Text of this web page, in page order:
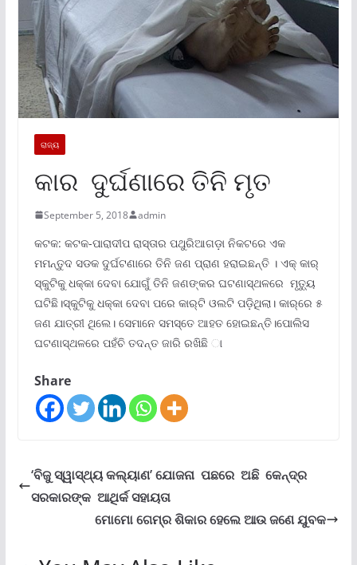
ରାଜ୍ୟ
କାର ଦୁର୍ଘଣାରେ ତିନି ମୃତ
September 5, 2018 admin
କଟକ: କଟକ-ପାରାଦୀପ ରାସ୍ତାର ପଥୁରିଆଗଡ଼ା ନିକଟରେ ଏକ
ମମନ୍ତୁଦ ସଡକ ଦୁର୍ଘଟଣାରେ ତିନି ଜଣ ପ୍ରାଣ ହରାଇଛନ୍ତି । ଏକ୍ କାର୍
ସ୍କୁଟିକୁ ଧକ୍କା ଦେବା ଯୋଗୁଁ ତିନି ଜଣଙ୍କର ଘଟଣାସ୍ଥଳରେ ମୃତ୍ୟୁ
ଘଟିଛି।ସ୍କୁଟିକୁ ଧକ୍କା ଦେବା ପରେ କାର୍‌ଟି ଓଲଟି ପଡ଼ିଥିଲା। କାର୍‌ରେ ୫
ଜଣ ଯାତ୍ରୀ ଥିଲେ। ସେମାନେ ସମସ୍ତେ ଆହତ ହୋଇଛନ୍ତି।ପୋଲିସ
ଘଟଣାସ୍ଥଳରେ ପହଁଚି ତଦନ୍ତ ଜାରି ରଖିଛି ା
Share
‘ବିଜୁ ସ୍ୱାସ୍ଥ୍ୟ କଲ୍ୟାଣ’ ଯୋଜନା ପଛରେ ଅଛି କେନ୍ଦ୍ର
ସରକାରଙ୍କ ଆଥିର୍କ ସହାୟତା
ମୋମୋ ଗେମ୍ର ଶିକାର ହେଲେ ଆଉ ଜଣେ ଯୁବକ